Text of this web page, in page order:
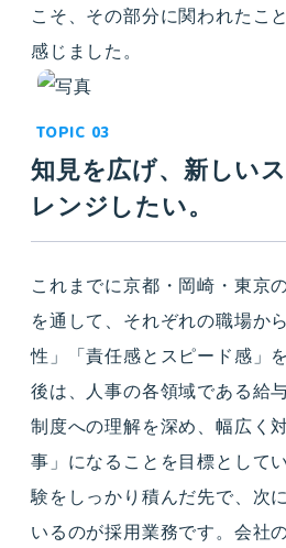
こそ、その部分に関われたこ
感じました。
知見を広げ、新しい
レンジしたい。
これまでに京都・岡崎・東京
を通して、それぞれの職場か
性」「責任感とスピード感」
後は、人事の各領域である給
制度への理解を深め、幅広く
事」になることを目標として
験をしっかり積んだ先で、次
いるのが採用業務です。会社